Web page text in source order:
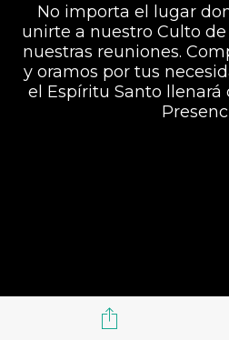
No importa el lugar
unirte a nuestro Culto de
nuestras reuniones.
y oramos por tus
el Espíritu Santo llenará